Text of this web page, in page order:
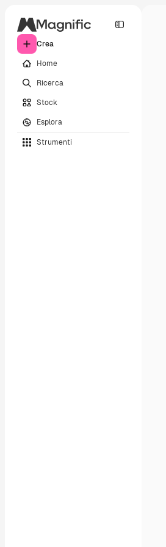
Crea
Home
Ricerca
Stock
Esplora
Strumenti